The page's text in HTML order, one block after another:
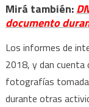
Mirá también:
documento
Los informes de
2018, y dan
fotografías
durante otras